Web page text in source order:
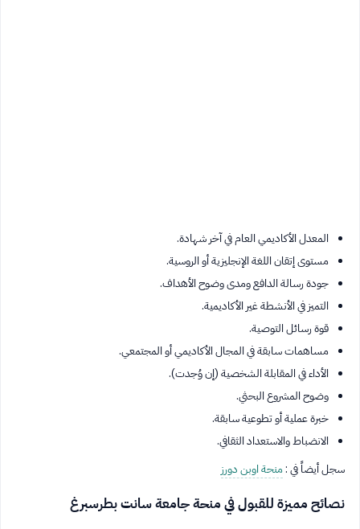
المعدل الأكاديمي العام في آخر شهادة.
مستوى إتقان اللغة الإنجليزية أو الروسية.
جودة رسالة الدافع ومدى وضوح الأهداف.
التميز في الأنشطة غير الأكاديمية.
قوة رسائل التوصية.
مساهمات سابقة في المجال الأكاديمي أو المجتمعي.
الأداء في المقابلة الشخصية (إن وُجدت).
وضوح المشروع البحثي.
خبرة عملية أو تطوعية سابقة.
الانضباط والاستعداد الثقافي.
سجل أيضاً في :منحة اوبن دورز
نصائح مميزة للقبول في منحة جامعة سانت بطرسبرغ